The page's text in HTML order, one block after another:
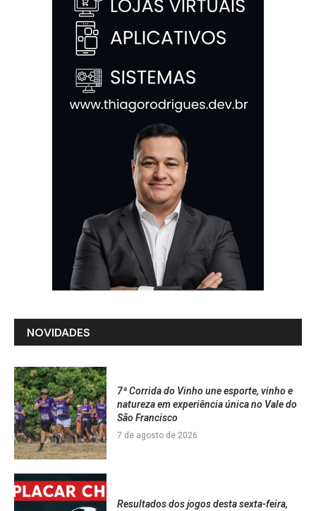
NOVIDADES
7ª Corrida do Vinho une esporte, vinho e
natureza em experiência única no Vale do
São Francisco
7 de agosto de 2026
Resultados dos jogos desta sexta-feira,